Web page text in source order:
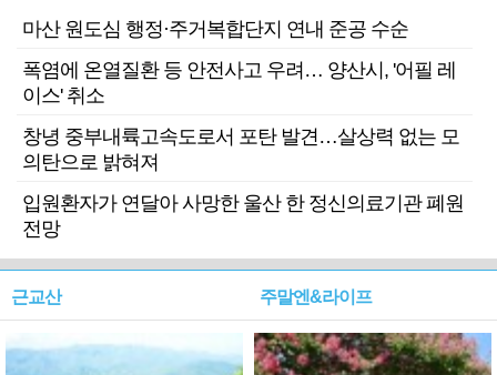
마산 원도심 행정·주거복합단지 연내 준공 수순
폭염에 온열질환 등 안전사고 우려… 양산시, '어필 레
이스' 취소
창녕 중부내륙고속도로서 포탄 발견…살상력 없는 모
의탄으로 밝혀져
입원환자가 연달아 사망한 울산 한 정신의료기관 폐원
전망
근교산 주말엔&라이프